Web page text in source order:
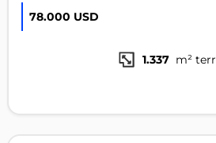
78.000 USD
1.337 m²